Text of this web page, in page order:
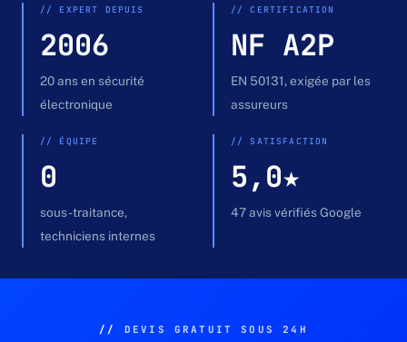
Devis gratuit →
// EXPERT DEPUIS
2006
20 ans en sécurité
électronique
// CERTIFICATION
NF A2P
EN 50131, exigée par les
assureurs
// ÉQUIPE
0
sous-traitance,
techniciens internes
// SATISFACTION
5,0★
47 avis vérifiés Google
// DEVIS GRATUIT SOUS 24H